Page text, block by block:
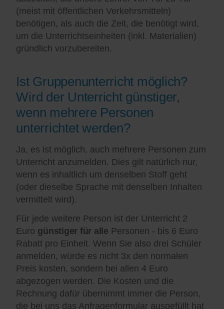
(meist mit öffentlichen Verkehrsmitteln)
benötigen, als auch die Zeit, die benötigt wird,
um die Unterrichtseinheiten (inkl. Materialien)
gründlich vorzubereiten.
Ist Gruppenunterricht möglich?
Wird der Unterricht günstiger,
wenn mehrere Personen
unterrichtet werden?
Ja, es ist möglich, auch mehrere Personen zum
Unterricht anzumelden. Dies gilt natürlich nur,
wenn es inhaltlich um denselben Stoff geht
(oder dieselbe Sprache mit denselben Inhalten
vermittelt wird).
Für jede weitere Person ist der Unterricht 2
Euro günstiger für alle Personen - bis 6 Euro
Rabatt pro Einheit. Wenn Sie also drei Schüler
anmelden, würde es nicht 3x den normalen
Preis kosten, sondern bei allen 4 Euro
abgezogen werden. Die Kosten und die
Rechnung dafür übernimmt immer die Person,
die bei uns das Anfragenformular ausgefüllt hat